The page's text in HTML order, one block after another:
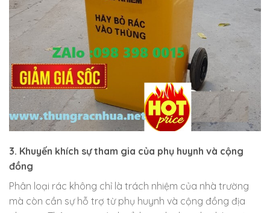
3. Khuyến khích sự tham gia của phụ huynh và cộng
đồng
Phân loại rác không chỉ là trách nhiệm của nhà trường
mà còn cần sự hỗ trợ từ phụ huynh và cộng đồng địa